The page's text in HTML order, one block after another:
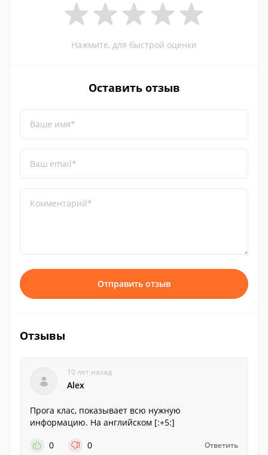
Нажмите, для быстрой оценки
Оставить отзыв
Ваше имя*
Ваш email*
Комментарий*
Отправить отзыв
Отзывы
10 лет назад
Alex
Прога клас, показывает всю нужную
информацию. На английском [:+5:]
0
0 Ответить